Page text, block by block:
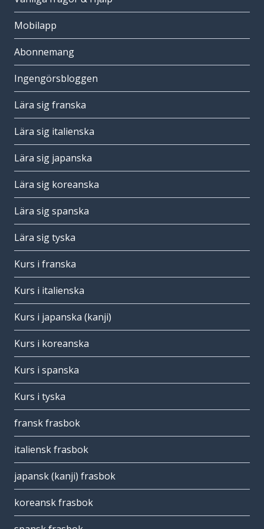
Mobilapp
Abonnemang
Ingengörsbloggen
Lära sig franska
Lära sig italienska
Lära sig japanska
Lära sig koreanska
Lära sig spanska
Lära sig tyska
Kurs i franska
Kurs i italienska
Kurs i japanska (kanji)
Kurs i koreanska
Kurs i spanska
Kurs i tyska
fransk frasbok
italiensk frasbok
japansk (kanji) frasbok
koreansk frasbok